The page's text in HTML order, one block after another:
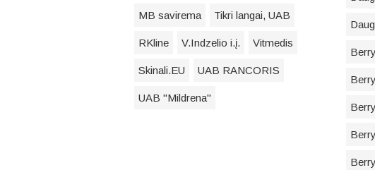
MB savirema Tikri langai, UAB
RKline V.Indzelio i.į. Vitmedis
Skinali.EU UAB RANCORIS
UAB "Mildrena"